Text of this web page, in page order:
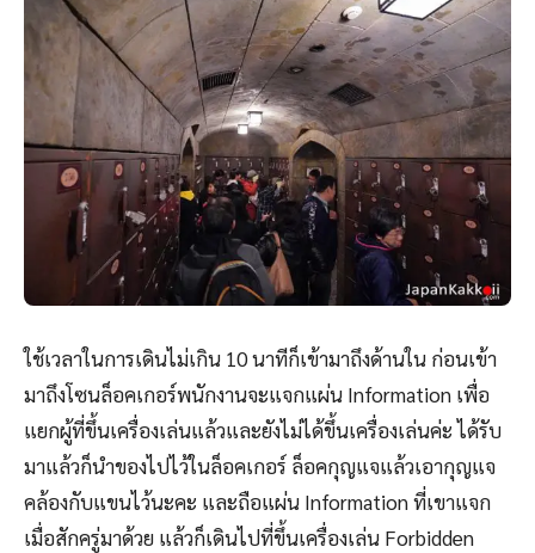
ใช้เวลาในการเดินไม่เกิน 10 นาทีก็เข้ามาถึงด้านใน ก่อนเข้า
มาถึงโซนล็อคเกอร์พนักงานจะแจกแผ่น Information เพื่อ
แยกผู้ที่ขึ้นเครื่องเล่นแล้วและยังไม่ได้ขึ้นเครื่องเล่นค่ะ ได้รับ
มาแล้วก็นำของไปไว้ในล็อคเกอร์ ล็อคกุญแจแล้วเอากุญแจ
คล้องกับแขนไว้นะคะ และถือแผ่น Information ที่เขาแจก
เมื่อสักครู่มาด้วย แล้วก็เดินไปที่ขึ้นเครื่องเล่น Forbidden